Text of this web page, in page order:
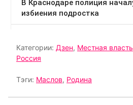
Категории: Дзен, Местная власть
Россия
Тэги: Маслов, Родина